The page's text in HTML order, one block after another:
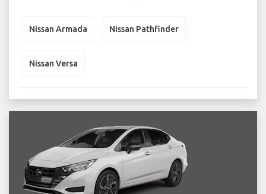
Nissan Armada Nissan Pathfinder
Nissan Versa